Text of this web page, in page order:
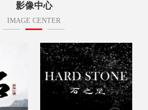
影像中心
IMAGE CENTER